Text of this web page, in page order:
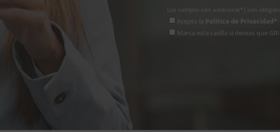
Los campos con asterisco(*) son
Acepto la Política de Privacidad*
Marca esta casilla si deseas que